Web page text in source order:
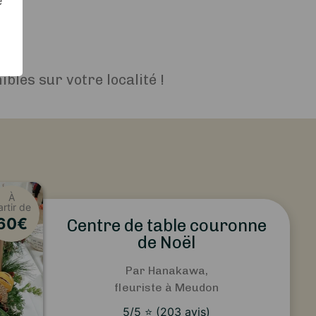
sur votre localité !
À
de
€
Centre de table couronne
de Noël
Par Hanakawa,
fleuriste à Meudon
5/5 ⭐ (203 avis)